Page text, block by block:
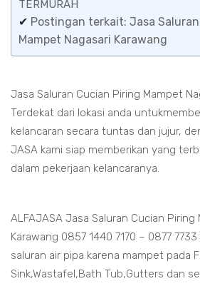
TERMURAH
✔ Postingan terkait: Jasa
Mampet Nagasari Karawang
Jasa Saluran Cucian Piring Mampet
Terdekat dari lokasi anda
kelancaran secara tuntas dan jujur,
JASA kami siap memberikan yang
dalam pekerjaan kelancaranya.
ALFAJASA Jasa Saluran Cucian Piring
Karawang 0857 1440 7170 – 0877
saluran air pipa karena mampet pada
Sink,Wastafel,Bath Tub,Gutters dan